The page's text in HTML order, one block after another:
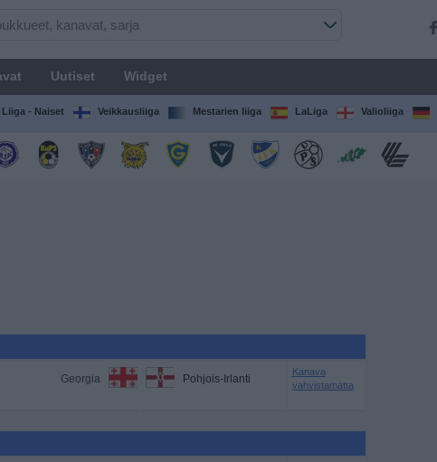
Uutiset Widget
- Naiset Veikkausliiga Mestarien liiga LaLiga Valioliiga
Georgia Pohjois-Irlanti
Kanava
vahvistamatta